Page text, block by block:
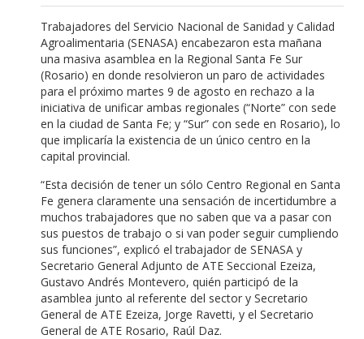
Trabajadores del Servicio Nacional de Sanidad y Calidad
Agroalimentaria (SENASA) encabezaron esta mañana
una masiva asamblea en la Regional Santa Fe Sur
(Rosario) en donde resolvieron un paro de actividades
para el próximo martes 9 de agosto en rechazo a la
iniciativa de unificar ambas regionales (“Norte” con sede
en la ciudad de Santa Fe; y “Sur” con sede en Rosario), lo
que implicaría la existencia de un único centro en la
capital provincial.
“Esta decisión de tener un sólo Centro Regional en Santa
Fe genera claramente una sensación de incertidumbre a
muchos trabajadores que no saben que va a pasar con
sus puestos de trabajo o si van poder seguir cumpliendo
sus funciones”, explicó el trabajador de SENASA y
Secretario General Adjunto de ATE Seccional Ezeiza,
Gustavo Andrés Montevero, quién participó de la
asamblea junto al referente del sector y Secretario
General de ATE Ezeiza, Jorge Ravetti, y el Secretario
General de ATE Rosario, Raúl Daz.